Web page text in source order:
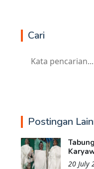
Cari
Postingan
20 July